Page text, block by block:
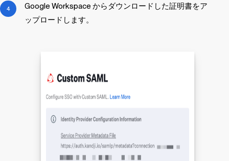
Google Workspace からダウンロードした証明書をア
ップロードします。